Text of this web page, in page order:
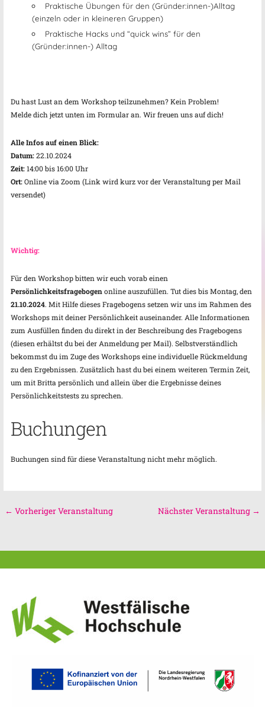
Praktische Übungen für den (Gründer:innen-)Alltag
(einzeln oder in kleineren Gruppen)
Praktische Hacks und “quick wins” für den
(Gründer:innen-) Alltag
Du hast Lust an dem Workshop teilzunehmen? Kein Problem!
Melde dich jetzt unten im Formular an. Wir freuen uns auf dich!
Alle Infos auf einen Blick:
Datum:22.10.2024
Zeit:14:00 bis 16:00 Uhr
Ort:Online via Zoom (Link wird kurz vor der Veranstaltung per Mail
versendet)
Wichtig:
Für den Workshop bitten wir euch vorab einen
Persönlichkeitsfragebogen online auszufüllen. Tut dies bis Montag, den
21.10.2024. Mit Hilfe dieses Fragebogens setzen wir uns im Rahmen des
Workshops mit deiner Persönlichkeit auseinander. Alle Informationen
zum Ausfüllen finden du direkt in der Beschreibung des Fragebogens
(diesen erhältst du bei der Anmeldung per Mail). Selbstverständlich
bekommst du im Zuge des Workshops eine individuelle Rückmeldung
zu den Ergebnissen. Zusätzlich hast du bei einem weiteren Termin Zeit,
um mit Britta persönlich und allein über die Ergebnisse deines
Persönlichkeitstests zu sprechen.
Buchungen
Buchungen sind für diese Veranstaltung nicht mehr möglich.
← Vorheriger Veranstaltung Nächster Veranstaltung →